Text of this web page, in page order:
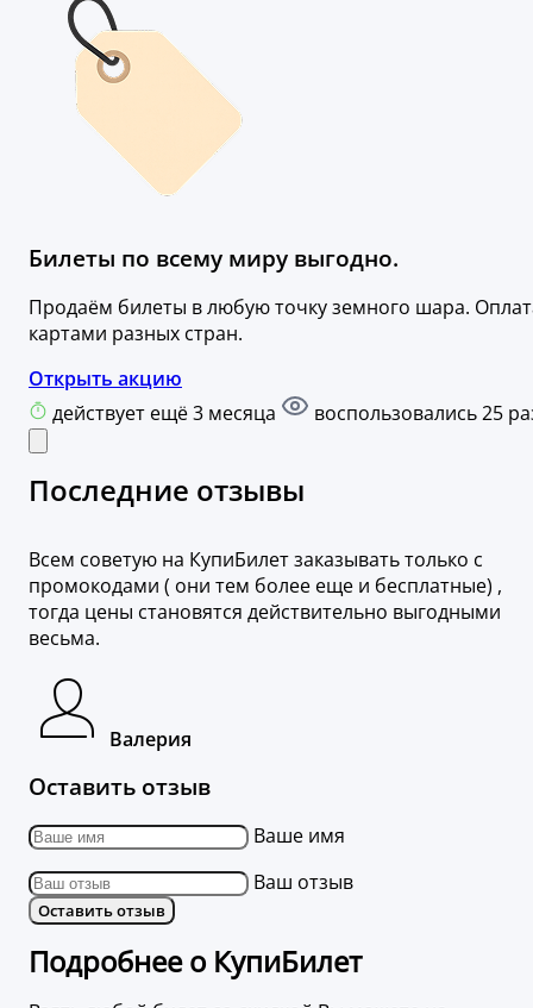
Билеты по всему миру выгодно.
Продаём билеты в любую точку земного шара.
картами разных стран.
Открыть акцию
действует ещё 3 месяца
воспользовались 25
Последние отзывы
Всем советую на КупиБилет заказывать только с
промокодами ( они тем более еще и бесплатные) ,
тогда цены становятся действительно выгодными
весьма.
Валерия
Оставить отзыв
Ваше имя
Ваш отзыв
Оставить отзыв
Подробнее о КупиБилет